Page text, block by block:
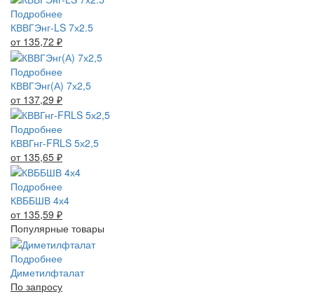
Подробнее
КВВГЭнг-LS 7х2.5
от 135,72 ₽
Подробнее
КВВГЭнг(А) 7х2,5
от 137,29 ₽
Подробнее
КВВГнг-FRLS 5х2,5
от 135,65 ₽
Подробнее
КВББШВ 4х4
от 135,59 ₽
Популярные товары
Подробнее
Диметилфталат
По запросу